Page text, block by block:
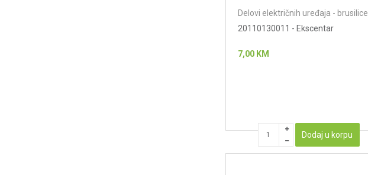
Delovi električnih uređaja - brusilice
20110130011 - Ekscentar
7,00 KM
Dodaj u korpu